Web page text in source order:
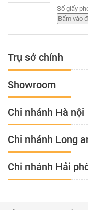
Số giấy
Trụ sở chính
Showroom
Chi nhánh Hà nội
Chi nhánh Long
Chi nhánh Hải